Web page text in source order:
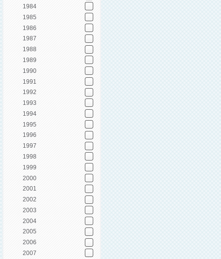
1984
1985
1986
1987
1988
1989
1990
1991
1992
1993
1994
1995
1996
1997
1998
1999
2000
2001
2002
2003
2004
2005
2006
2007